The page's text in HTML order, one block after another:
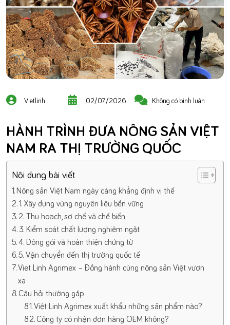
Vietlinh 02/07/2026 Không có bình luận
HÀNH TRÌNH ĐƯA NÔNG SẢN VIỆT
NAM RA THỊ TRƯỜNG QUỐC
Nội dung bài viết
Nông sản Việt Nam ngày càng khẳng định vị thế
1. Xây dựng vùng nguyên liệu bền vững
2. Thu hoạch, sơ chế và chế biến
3. Kiểm soát chất lượng nghiêm ngặt
4. Đóng gói và hoàn thiện chứng từ
5. Vận chuyển đến thị trường quốc tế
Viet Linh Agrimex – Đồng hành cùng nông sản Việt vươn
xa
Câu hỏi thường gặp
Việt Linh Agrimex xuất khẩu những sản phẩm nào?
Công ty có nhận đơn hàng OEM không?